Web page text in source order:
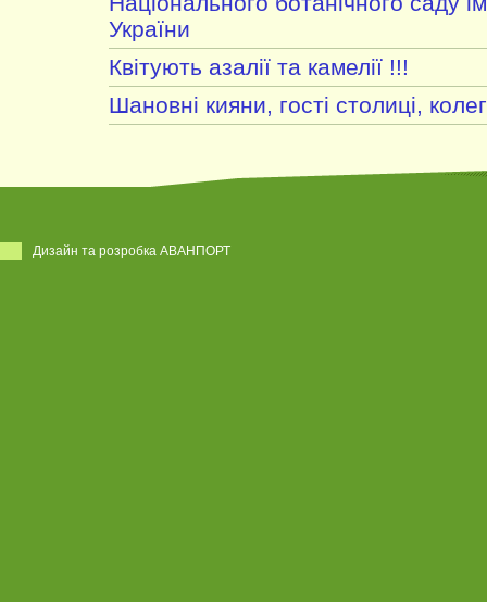
України
Квітують азалії та камелії !!!
Шановні кияни, гості столиці,
Дизайн та розробка АВАНПОРТ